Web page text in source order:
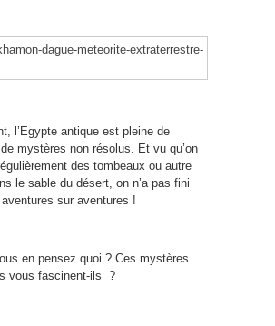
l’Egypte antique est pleine de
mystères non résolus. Et vu qu’on
des tombeaux ou autre
le sable du désert, on n’a pas fini
aventures sur aventures !
en pensez quoi ? Ces mystères
vous fascinent-ils ?